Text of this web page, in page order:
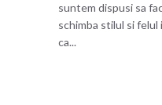
suntem dispusi sa
schimba stilul si felul
ca...